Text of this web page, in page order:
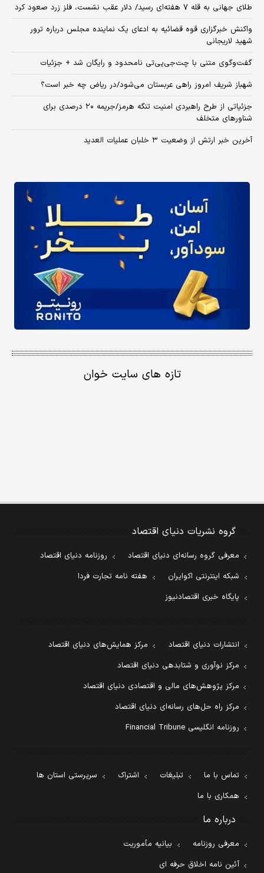
طلای جهانی به قله ۷ هفته‌ای رسید/ دلار عقب نشست، فلز زرد صعود کرد
واکنش خبرگزاری قوه قضائیه به ادعای یک نماینده مجلس درباره ترور
شهید لاریجانی
گفت‌وگوی متنی با چت‌جی‌پی‌تی نامحدود و رایگان شد + جزئیات
شهباز شریف امروز راهی عربستان می‌شود/در ریاض چه خبر است؟
جزئیاتی از طرح راهبردی امنیت تنگه هرمز/جریمه ۲۰ درصدی برای
شناورهای متخلف
آخرین خبر ارتش از وضعیت ۳ خلبان عملیات العدید
تازه های سایت خوان
گروه نشریات دنیای اقتصاد
معرفی گروه رسانه‌ای دنیای اقتصاد
روزنامه دنیای اقتصاد
شبکه اینترنتی اکوایران
هفته نامه تجارت فردا
پایگاه خبری اقتصادنیوز
انتشارات دنیای اقتصاد
مرکز همایش‌های دنیای اقتصاد
مرکز نوآوری و شتابدهی دنیای اقتصاد
مرکز پژوهش‌های مالی و اقتصادی دنیای اقتصاد
مرکز راه حل‌های رسانه‌ای دنیای اقتصاد
روزنامه انگلیسی Financial Tribune
تماس با ما تبلیغات اشتراک
سرپرستی استان ها
همکاری با ما
درباره ما
معرفی روزنامه
بیانیه مأموریت
آئین نامه اخلاق حرفه ای